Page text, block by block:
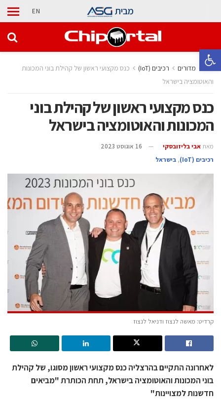
פתח סרגל נגישות
מבית EN
בית מדורים ‫רכיבים‬ (IoT)
כנס מקצועי ראשון של קהילת בוני המכונות
והאוטומציה בישראל
כנס מקצועי ראשון של קהילת בוני
המכונות והאוטומציה בישראל
מאת אבי בליזובסקי
16 אוגוסט 2023
‫רכיבים‬ (IoT)
, בישראל
קרדיט: מאשה לנצוז ודניאל לנצוז
לאחרונה התקיים בהרצליה כנס מקצועי ראשון מסוגו, של קהילת
בוני המכונות והאוטומציה בישראל, תחת הכותרת "מביאים
חדשנות למצויינות"